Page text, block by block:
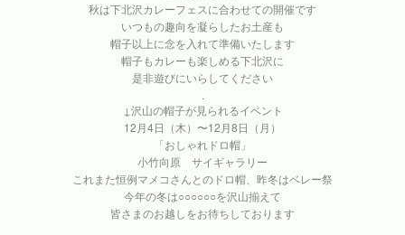
秋は下北沢カレーフェスに合わせての開催です
いつもの趣向を凝らしたお土産も
帽子以上に念を入れて準備いたします
帽子もカレーも楽しめる下北沢に
是非遊びにいらしてください
.
↓沢山の帽子が見られるイベント
12月4日（木）〜12月8日（月）
「おしゃれドロ帽」
小竹向原 サイギャラリー
これまた恒例マメコさんとのドロ帽、昨冬はベレー祭
今年の冬は○○○○○○を沢山揃えて
皆さまのお越しをお待ちしております